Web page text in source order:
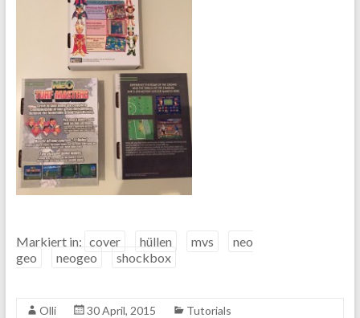
Markiert in: cover hüllen mvs
neo
geo
neogeo shockbox
Olli 30 April, 2015
Tutorials